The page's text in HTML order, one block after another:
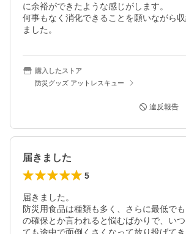
に余裕ができたような感じがします。
何事もなく消化できることを願いながら
ました。
購入したストア
防災グッズ アットレスキュー
違反報告
届きました
5
届きました。
防災用食品は種類も多く、さらに最低で
の確保とか言われると悩むばかりで、い